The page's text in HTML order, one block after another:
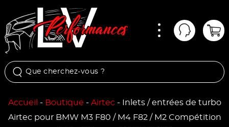
Mon
Accueil - Boutique - Airtec- Inlets / entrées de turbo
Airtec pour BMW M3 F80 / M4 F82 / M2 Compétition